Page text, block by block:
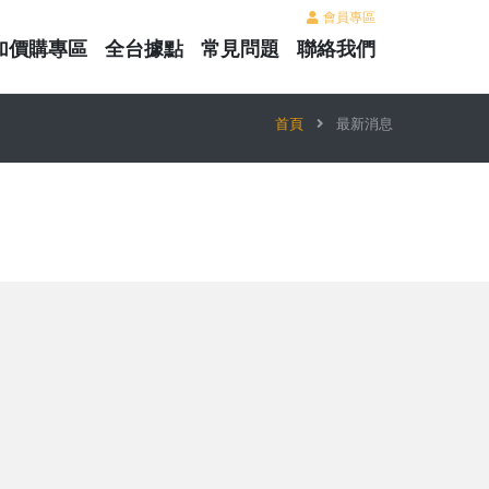
會員專區
價購專區 全台據點 常見問題 聯絡我們
首頁 最新消息